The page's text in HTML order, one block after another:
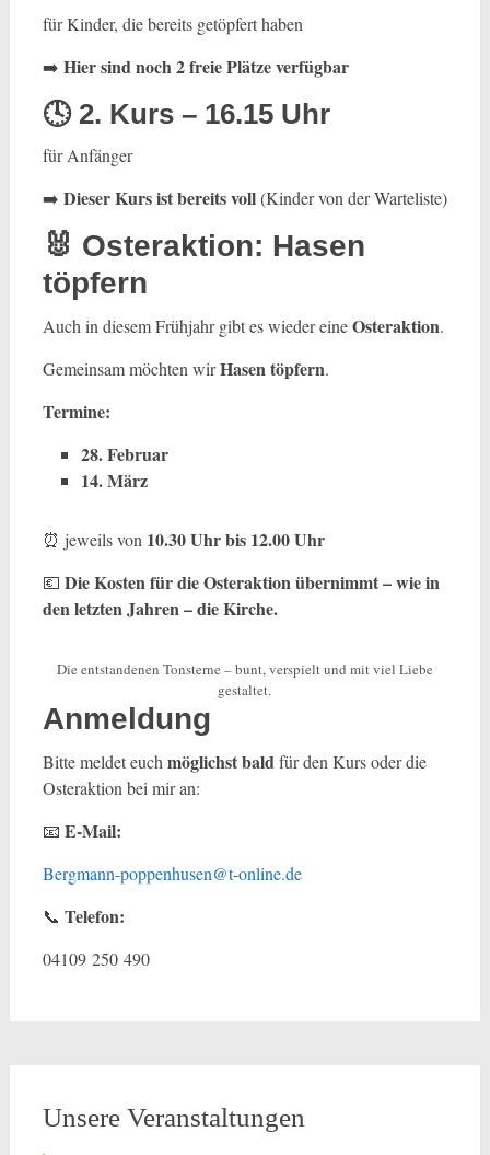
für Kinder, die bereits getöpfert haben
➡️ Hier sind noch 2 freie Plätze verfügbar
🕓 2. Kurs – 16.15 Uhr
für Anfänger
➡️ Dieser Kurs ist bereits voll(Kinder von der Warteliste)
🐰 Osteraktion: Hasen
töpfern
Auch in diesem Frühjahr gibt es wieder eineOsteraktion.
Gemeinsam möchten wirHasen töpfern.
Termine:
28. Februar
14. März
⏰ jeweils von 10.30 Uhr bis 12.00 Uhr
💶 Die Kosten für die Osteraktion übernimmt – wie in
den letzten Jahren – die Kirche.
Die entstandenen Tonsterne – bunt, verspielt und mit viel Liebe
gestaltet.
Anmeldung
Bitte meldet euch möglichst baldfür den Kurs oder die
Osteraktion bei mir an:
📧 E-Mail:
Bergmann-poppenhusen@t-online.de
📞 Telefon:
04109 250 490
Unsere Veranstaltungen